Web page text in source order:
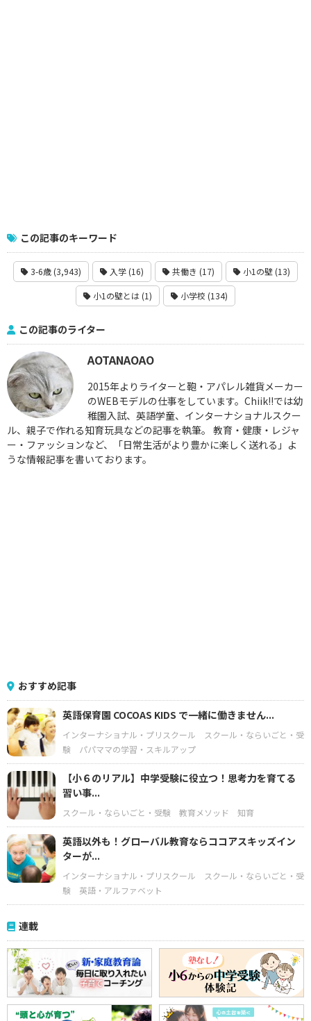
この記事のキーワード
3-6歳 (3,943) 入学 (16) 共働き (17) 小1の壁 (13)
小1の壁とは (1) 小学校 (134)
この記事のライター
AOTANAOAO
2015年よりライターと鞄・アパレル雑貨メーカー
のWEBモデルの仕事をしています。Chiik!!では幼
稚園入試、英語学童、インターナショナルスクー
ル、親子で作れる知育玩具などの記事を執筆。 教育・健康・レジャ
ー・ファッションなど、「日常生活がより豊かに楽しく送れる」よ
うな情報記事を書いております。
おすすめ記事
英語保育園 COCOAS KIDS で一緒に働きません...
インターナショナル・プリスクール
スクール・ならいごと・受
験
パパママの学習・スキルアップ
【小６のリアル】中学受験に役立つ！思考力を育てる
習い事...
スクール・ならいごと・受験 教育メソッド 知育
英語以外も！グローバル教育ならココアスキッズイン
ターが...
インターナショナル・プリスクール
スクール・ならいごと・受
験
英語・アルファベット
連載